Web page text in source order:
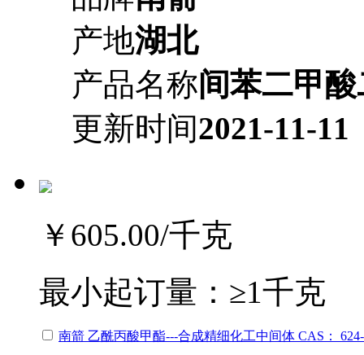
产地湖北
产品名称间苯二甲
更新时间2021-11-11
￥605.00/千克
最小起订量： ≥1千克
南箭 乙酰丙酸甲酯---合成精细化工中间体 CAS：